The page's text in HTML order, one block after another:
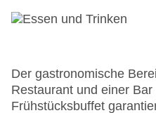
Der gastronomische
Restaurant und einer
Frühstücksbuffet